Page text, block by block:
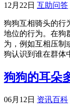
12月22日 互助问答
狗狗互相骑头的行
地位的行为。在狗
为，例如互相压制
狗认识到谁在群体
狗狗的耳朵
06月12日 资讯百科